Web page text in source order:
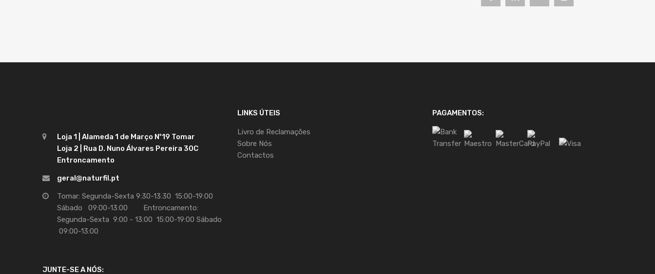
Loja 1 | Alameda 1 de Março Nº19 Tomar
Loja 2 | Rua D. Nuno Álvares Pereira 30C
Entroncamento
geral@naturfil.pt
Tomar: Segunda-Sexta 9:30-13:30 15:00-19:00
Sábado 09:00-13:00 Entroncamento:
Segunda-Sexta 9:00 - 13:00 15:00-19:00 Sábado
09:00-13:00
JUNTE-SE A NÓS:
LINKS ÚTEIS
Livro de Reclamações
Sobre Nós
Contactos
PAGAMENTOS: